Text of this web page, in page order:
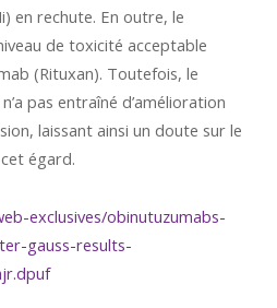
en rechute. En outre, le
de toxicité acceptable
(Rituxan). Toutefois, le
pas entraîné d’amélioration
laissant ainsi un doute sur le
égard.
exclusives/obinutuzumabs-
gauss-results-